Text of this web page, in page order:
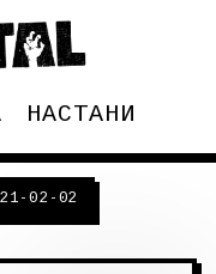
НАСТАНИ
02-02